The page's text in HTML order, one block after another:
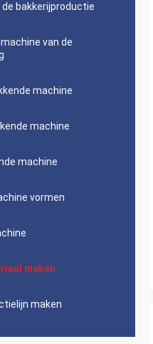
bakkerijproductie
van de
machine
machine
machine
vormen
maken
maken